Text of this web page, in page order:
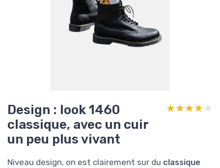
Design : look 1460
classique, avec un cuir
un peu plus vivant
★★★★★
★★★★★
Niveau design, on est clairement sur du classique